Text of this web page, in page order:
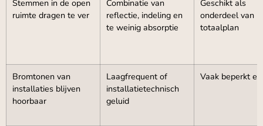
Stemmen in de open
ruimte dragen te ver
Combinatie van
reflectie, indeling en
te weinig absorptie
Geschikt als
onderdeel van
totaalplan
Bromtonen van
installaties blijven
hoorbaar
Laagfrequent of
installatietechnisch
geluid
Vaak beperkt